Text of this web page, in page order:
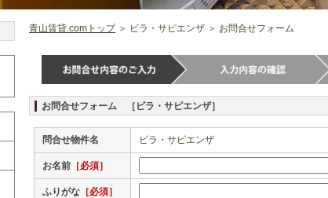
青山賃貸.comトップ＞ ビラ・サピエンザ ＞ お問合せフォーム
お問合せフォーム ［ビラ・サピエンザ］
問合せ物件名 ビラ・サピエンザ
お名前［必須］
ふりがな［必須］